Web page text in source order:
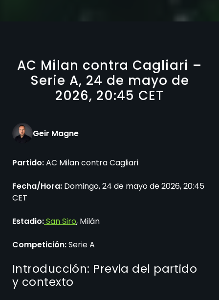
AC Milan contra Cagliari –
Serie A, 24 de mayo de
2026, 20:45 CET
Geir Magne
Partido:AC Milan contra Cagliari
Fecha/Hora: Domingo, 24 de mayo de 2026, 20:45
CET
Estadio:San Siro, Milán
Competición:Serie A
Introducción: Previa del partido
y contexto